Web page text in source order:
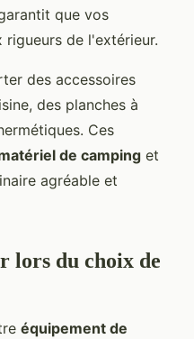
que vos
de l'extérieur.
des accessoires
des planches à
Ces
de camping et
agréable et
lors du choix de
équipement de